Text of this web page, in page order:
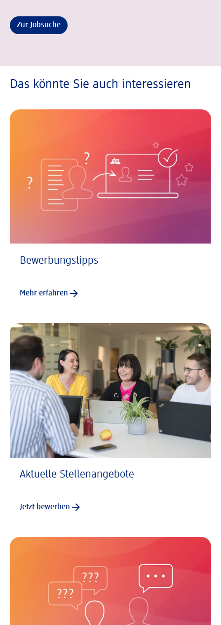
Zur Jobsuche
Das könnte Sie auch interessieren
Bewerbungstipps
Mehr erfahren
Aktuelle Stellenangebote
Jetzt bewerben